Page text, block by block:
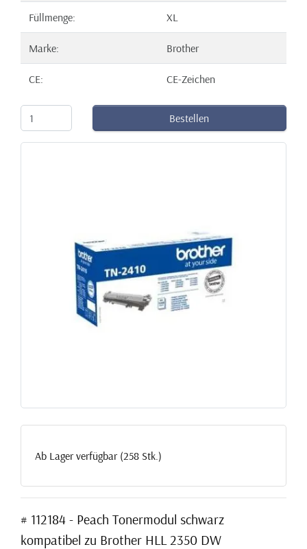
Füllmenge: XL
Marke: Brother
CE: CE-Zeichen
Bestellen
Ab Lager verfügbar (258 Stk.)
# 112184 - Peach Tonermodul schwarz
kompatibel zu Brother HLL 2350 DW